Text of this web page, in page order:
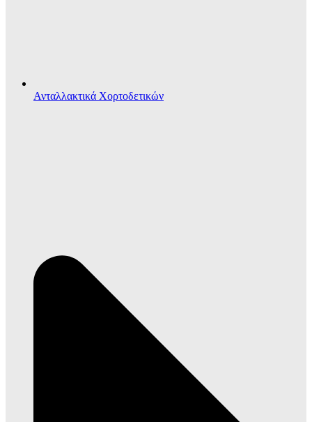
Ανταλλακτικά Χορτοδετικών